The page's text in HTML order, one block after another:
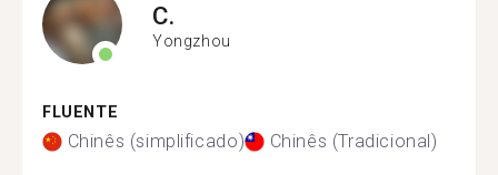
C.
Yongzhou
FLUENTE
Chinês (simplificado) Chinês (Tradicional)